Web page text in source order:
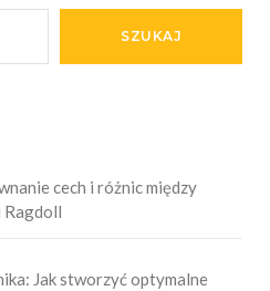
SZUKAJ
cech i różnic między
Ragdoll
Jak stworzyć optymalne